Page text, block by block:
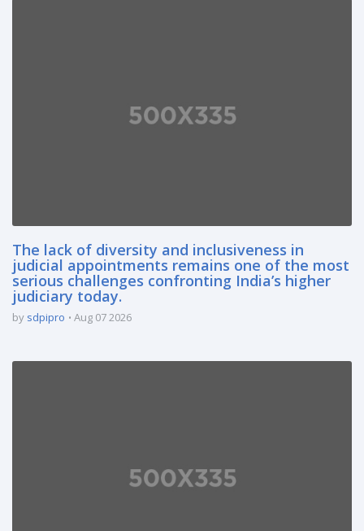
The lack of diversity and inclusiveness in
judicial appointments remains one of the most
serious challenges confronting India’s higher
judiciary today.
by sdpipro Aug 07 2026